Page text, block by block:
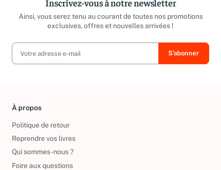
Inscrivez-vous à notre newsletter
Ainsi, vous serez tenu au courant de toutes nos promotions
exclusives, offres et nouvelles arrivées !
À propos
Politique de retour
Reprendre vos livres
Qui sommes-nous ?
Foire aux questions